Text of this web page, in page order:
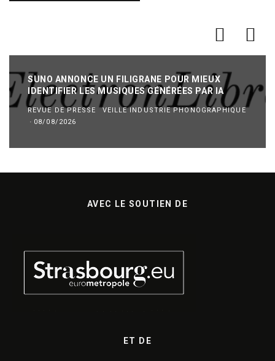
SUNO ANNONCE UN FILIGRANE POUR MIEUX
IDENTIFIER LES MUSIQUES GÉNÉRÉES PAR IA
REVUE DE PRESSE
VEILLE INDUSTRIE PHONOGRAPHIQUE
· 08/08/2026
AVEC LE SOUTIEN DE
ET DE